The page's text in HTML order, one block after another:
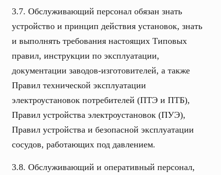
3.7. Обслуживающий персонал обязан знать
устройство и принцип действия установок, знать
и выполнять требования настоящих Типовых
правил, инструкции по эксплуатации,
документации заводов-изготовителей, а также
Правил технической эксплуатации
электроустановок потребителей (ПТЭ и ПТБ),
Правил устройства электроустановок (ПУЭ),
Правил устройства и безопасной эксплуатации
сосудов, работающих под давлением.
3.8. Обслуживающий и оперативный персонал,